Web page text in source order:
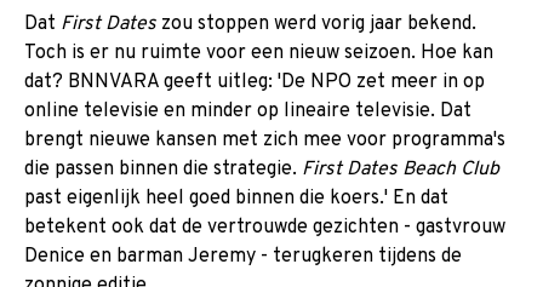
Dat First Dates zou stoppen werd vorig jaar bekend.
Toch is er nu ruimte voor een nieuw seizoen. Hoe kan
dat? BNNVARA geeft uitleg: 'De NPO zet meer in op
online televisie en minder op lineaire televisie. Dat
brengt nieuwe kansen met zich mee voor programma's
die passen binnen die strategie. First Dates Beach Club
past eigenlijk heel goed binnen die koers.' En dat
betekent ook dat de vertrouwde gezichten - gastvrouw
Denice en barman Jeremy - terugkeren tijdens de